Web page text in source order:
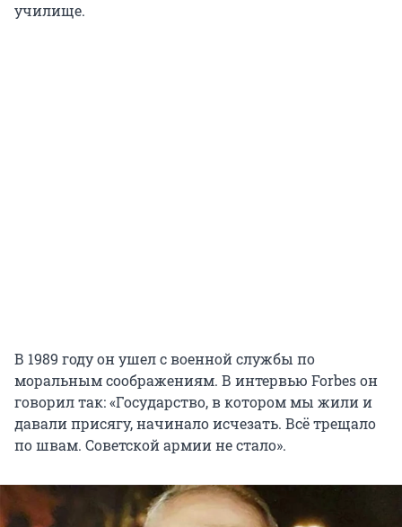
училище.
В 1989 году он ушел с военной службы по
моральным соображениям. В интервью Forbes он
говорил так: «Государство, в котором мы жили и
давали присягу, начинало исчезать. Всё трещало
по швам. Советской армии не стало».